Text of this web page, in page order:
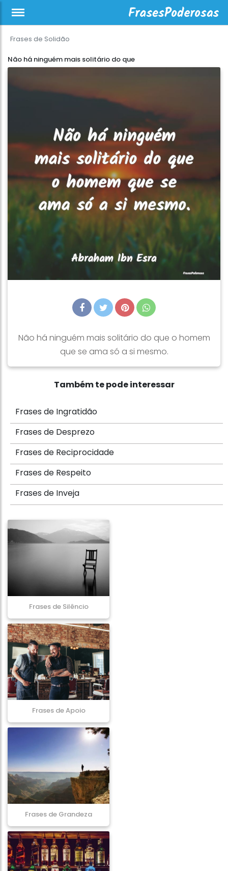
Frases de Solidão
Não há ninguém mais solitário do que
Não há ninguém mais solitário do que o homem
que se ama só a si mesmo.
Também te pode interessar
Frases de Ingratidão
Frases de Desprezo
Frases de Reciprocidade
Frases de Respeito
Frases de Inveja
Frases de Silêncio
Frases de Apoio
Frases de Grandeza